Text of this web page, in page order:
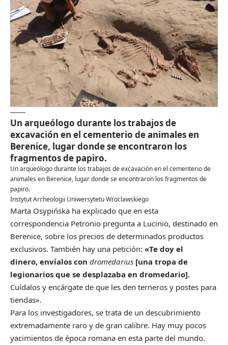
Un arqueólogo durante los trabajos de
excavación en el cementerio de animales en
Berenice, lugar donde se encontraron los
fragmentos de papiro.
Un arqueólogo durante los trabajos de excavación en el cementerio de
animales en Berenice, lugar donde se encontraron los fragmentos de
papiro.
Instytut Archeologii Uniwersytetu Wroclawskiego
Marta Osypińska ha explicado que en esta
correspondencia Petronio pregunta a Lucinio, destinado en
Berenice, sobre los precios de determinados productos
exclusivos. También hay una petición: «Te doy el
dinero, envíalos con dromedarius [una tropa de
legionarios que se desplazaba en dromedario].
Cuídalos y encárgate de que les den terneros y postes para
tiendas».
Para los investigadores, se trata de un descubrimiento
extremadamente raro y de gran calibre. Hay muy pocos
yacimientos de época romana en esta parte del mundo.